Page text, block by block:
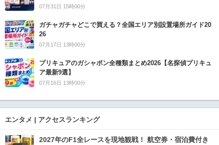
07月31日 15時00分
ガチャガチャどこで買える？全国エリア別設置場所ガイド20
26
07月17日 13時00分
プリキュアのガシャポン全種類まとめ2026【名探偵プリキュ
ア最新9選】
07月16日 13時00分
エンタメ | アクセスランキング
2027年のF1全レースを現地観戦！ 航空券・宿泊費付き